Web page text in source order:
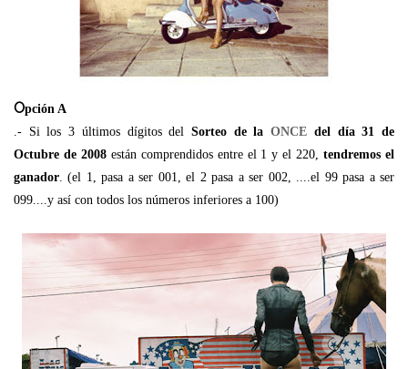
Opción A
.- Si los 3 últimos dígitos del Sorteo de laONCE del día 31 de
Octubre de 2008están comprendidos entre el 1 y el 220,tendremos el
ganador . (el 1, pasa a ser 001, el 2 pasa a ser 002, ....el 99 pasa a ser
099....y así con todos los números inferiores a 100)